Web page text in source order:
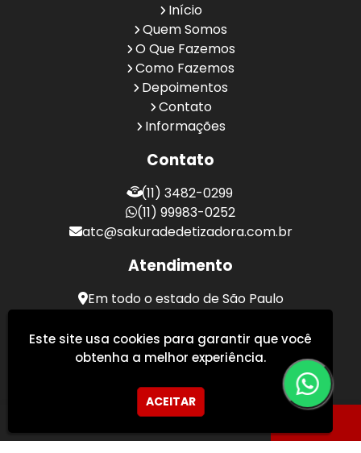
Início
Quem Somos
O Que Fazemos
Como Fazemos
Depoimentos
Contato
Informações
Contato
(11) 3482-0299
(11) 99983-0252
atc@sakuradedetizadora.com.br
Atendimento
Em todo o estado de São Paulo
Este site usa cookies para garantir que você
obtenha a melhor experiência.
ACEITAR